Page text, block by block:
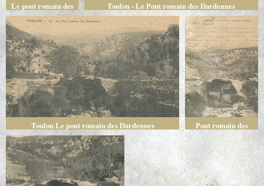
Le pont romain des
Dardennes
Toulon - Le Pont romain des Dardennes
Toulon Le pont romain des Dardennes
Pont romain des
Dardennes